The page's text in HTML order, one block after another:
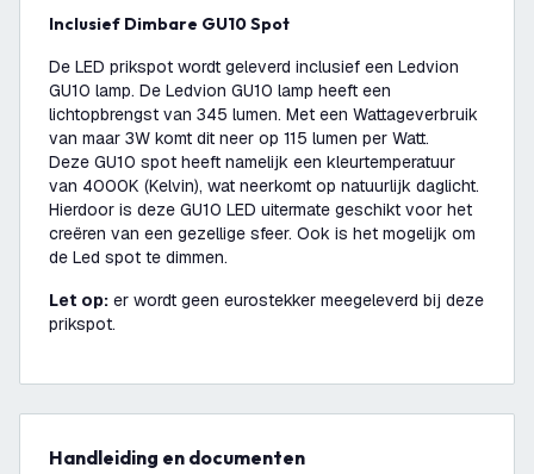
Inclusief Dimbare GU10 Spot
De LED prikspot wordt geleverd inclusief een Ledvion
GU10 lamp. De Ledvion GU10 lamp heeft een
lichtopbrengst van 345 lumen. Met een Wattageverbruik
van maar 3W komt dit neer op 115 lumen per Watt.
Deze GU10 spot heeft namelijk een kleurtemperatuur
van 4000K (Kelvin), wat neerkomt op natuurlijk daglicht.
Hierdoor is deze GU10 LED uitermate geschikt voor het
creëren van een gezellige sfeer. Ook is het mogelijk om
de Led spot te dimmen.
Let op: er wordt geen eurostekker meegeleverd bij deze
prikspot.
Handleiding en documenten